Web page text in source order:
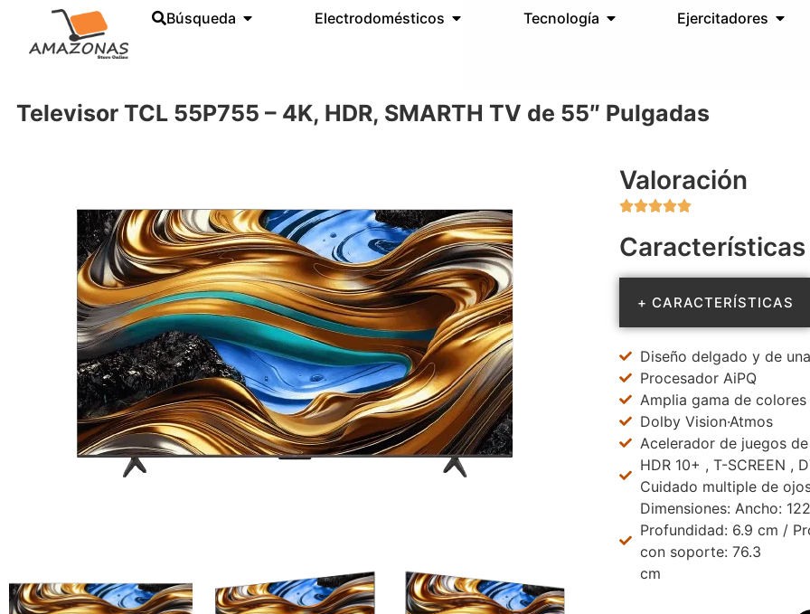
Búsqueda Electrodomésticos Tecnología Ejercitadores
Televisor TCL 55P755 – 4K, HDR, SMARTH TV de 55″ Pulgadas
Valoración

+ CARACTERÍSTICAS
Diseño delgado y de
Procesador AiPQ
Amplia gama de colores
Dolby Vision·Atmos
Acelerador de juegos
HDR 10+ , T-SCREEN ,
Cuidado multiple de
Dimensiones: Ancho:
Profundidad: 6.9 cm /
con soporte: 76.3
cm